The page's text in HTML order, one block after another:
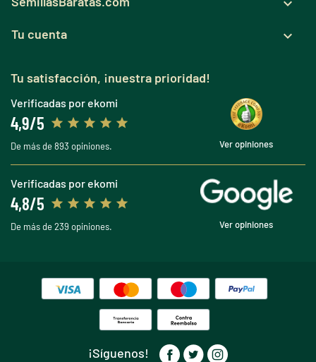

Tu cuenta 
Tu satisfacción, ¡nuestra prioridad!
Verificadas por ekomi
4,9/5
De más de 893 opiniones. Ver opiniones
Verificadas por ekomi
4,8/5
De más de 239 opiniones. Ver opiniones
¡Síguenos!